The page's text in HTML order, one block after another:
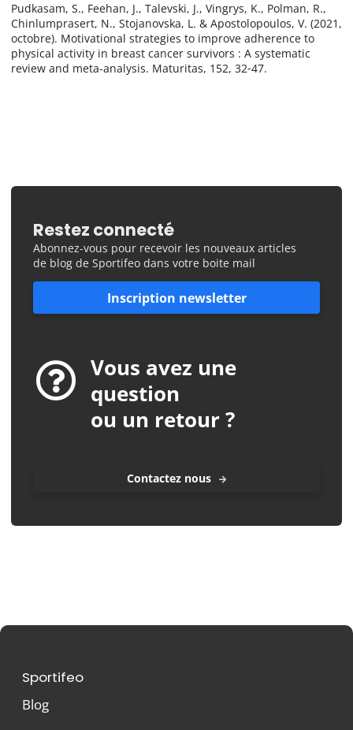
Pudkasam, S., Feehan, J., Talevski, J., Vingrys, K., Polman, R.,
Chinlumprasert, N., Stojanovska, L. & Apostolopoulos, V. (2021,
octobre). Motivational strategies to improve adherence to
physical activity in breast cancer survivors : A systematic
review and meta-analysis. Maturitas, 152, 32‑47.
Restez connecté
Abonnez-vous pour recevoir les nouveaux articles
de blog de Sportifeo dans votre boite mail
Inscription newsletter
Vous avez une
question
ou un retour ?
Contactez nous
Sportifeo
Blog